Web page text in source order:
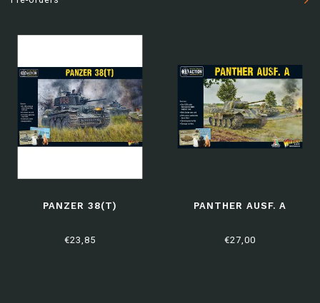
PANZER 38(T)
€23,85
PANTHER AUSF. A
€27,00